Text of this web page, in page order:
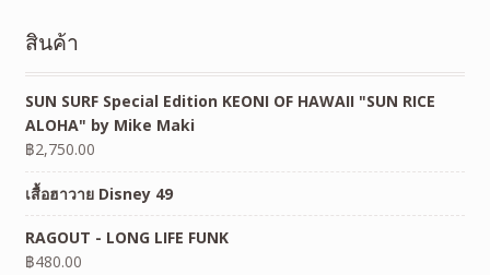
สินค้า
SUN SURF Special Edition KEONI OF HAWAII "SUN RICE
ALOHA" by Mike Maki
฿2,750.00
เสื้อฮาวาย Disney 49
RAGOUT - LONG LIFE FUNK
฿480.00